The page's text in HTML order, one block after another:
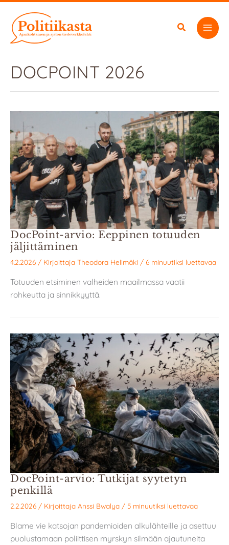
sisältöön
DOCPOINT 2026
DocPoint-arvio: Eeppinen totuuden
jäljittäminen
4.2.2026 / Kirjoittaja Theodora Helimäki / 6 minuutiksi luettavaa
Totuuden etsiminen valheiden maailmassa vaatii
rohkeutta ja sinnikkyyttä.
DocPoint-arvio: Tutkijat syytetyn
penkillä
2.2.2026 / Kirjoittaja Anssi Bwalya / 5 minuutiksi luettavaa
Blame vie katsojan pandemioiden alkulähteille ja asettuu
puolustamaan poliittisen myrskyn silmään ajautuneita